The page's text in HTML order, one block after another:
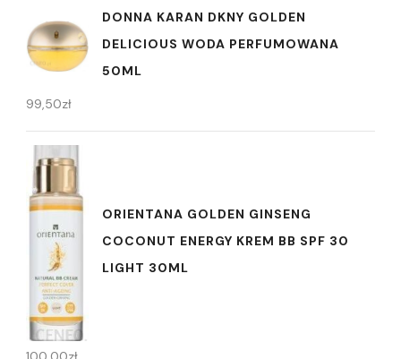
DONNA KARAN DKNY GOLDEN
DELICIOUS WODA PERFUMOWANA
50ML
99,50zł
ORIENTANA GOLDEN GINSENG
COCONUT ENERGY KREM BB SPF 30
LIGHT 30ML